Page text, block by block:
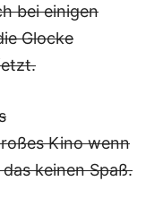
bei einigen
Glocke
Kino wenn
keinen Spaß.